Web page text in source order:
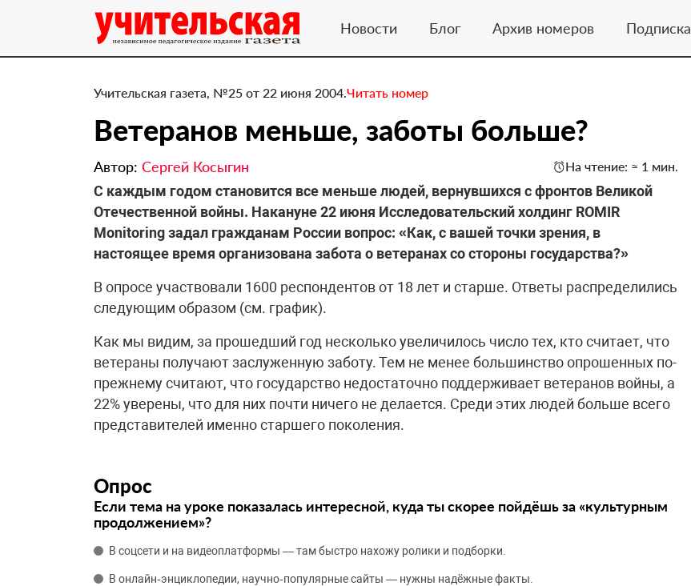
Новости Блог Архив номеров Подписка
Учительская газета, №25 от 22 июня 2004.Читать номер
Ветеранов меньше, заботы больше?
Автор: Сергей Косыгин На чтение: ≈ 1 мин.
С каждым годом становится все меньше людей, вернувшихся с фронтов Великой
Отечественной войны. Накануне 22 июня Исследовательский холдинг ROMIR
Monitoring задал гражданам России вопрос: «Как, с вашей точки зрения, в
настоящее время организована забота о ветеранах со стороны государства?»
В опросе участвовали 1600 респондентов от 18 лет и старше. Ответы распределились
следующим образом (см. график).
Как мы видим, за прошедший год несколько увеличилось число тех, кто считает, что
ветераны получают заслуженную заботу. Тем не менее большинство опрошенных по-
прежнему считают, что государство недостаточно поддерживает ветеранов войны, а
22% уверены, что для них почти ничего не делается. Среди этих людей больше всего
представителей именно старшего поколения.
Опрос
Если тема на уроке показалась интересной, куда ты скорее пойдёшь за «культурным
продолжением»?
В соцсети и на видеоплатформы — там быстро нахожу ролики и подборки.
В онлайн‑энциклопедии, научно‑популярные сайты — нужны надёжные факты.